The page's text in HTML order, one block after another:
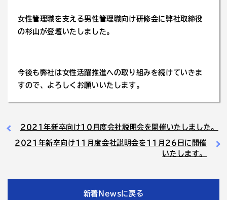
女性管理職を支える男性管理職向け研修会に弊社取締役
の杉山が登壇いたしました。
今後も弊社は女性活躍推進への取り組みを続けていきま
すので、よろしくお願いいたします。
2021年新卒向け10月度会社説明会を開催いたしました。
2021年新卒向け11月度会社説明会を11月26日に開催
いたします。
新着Newsに戻る